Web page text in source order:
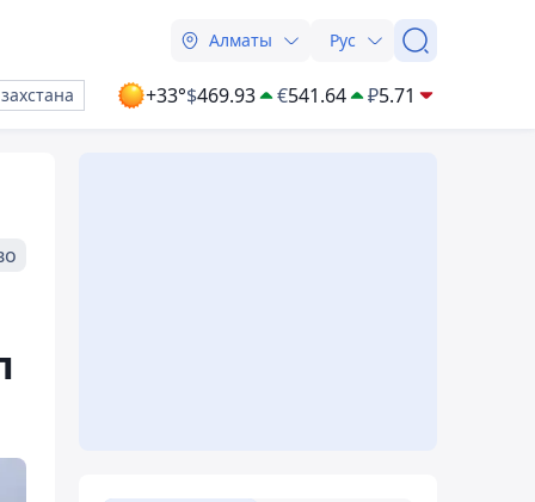
Алматы Рус
+33°$469.93 €541.64 ₽5.71